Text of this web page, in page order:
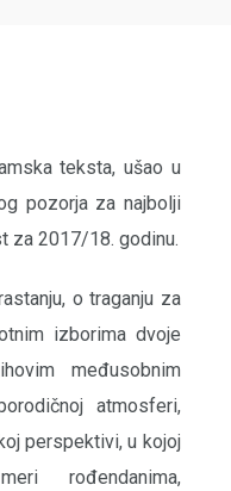
teksta, ušao u
pozorja za najbolji
za 2017/18. godinu.
o traganju za
izborima dvoje
međusobnim
atmosferi,
perspektivi, u kojoj
rođendanima,